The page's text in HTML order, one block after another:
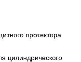
протектора
цилиндрического